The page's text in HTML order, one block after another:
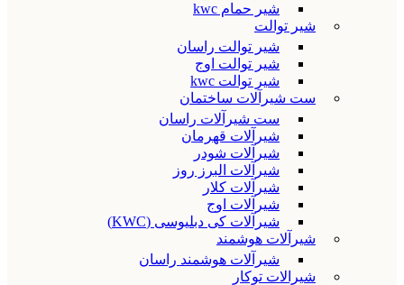
شیر حمام kwc
شیر توالت
شیر توالت راسان
شیر توالت اوج
شیر توالت kwc
ست شیرآلات ساختمان
ست شیرآلات راسان
شیرآلات قهرمان
شیرآلات شودر
شیرآلات البرز روز
شیرآلات کلار
شیرآلات اوج
شیرآلات کی دبلیوسی (KWC)
شیرآلات هوشمند
شیرآلات هوشمند راسان
شیرالات توکار